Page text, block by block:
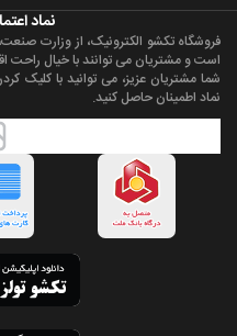
نماد
فروشگاه تکشو الکترونیک، از وزارت
است و مشتریان می توانند با خیال راحت
شما مشتریان عزیز، می توانید با کلیک
نماد اطمینان حاصل کنید.